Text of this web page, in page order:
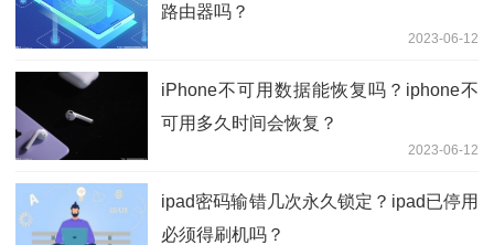
路由器吗？
2023-06-12
iPhone不可用数据能恢复吗？iphone不
可用多久时间会恢复？
2023-06-12
ipad密码输错几次永久锁定？ipad已停用
必须得刷机吗？